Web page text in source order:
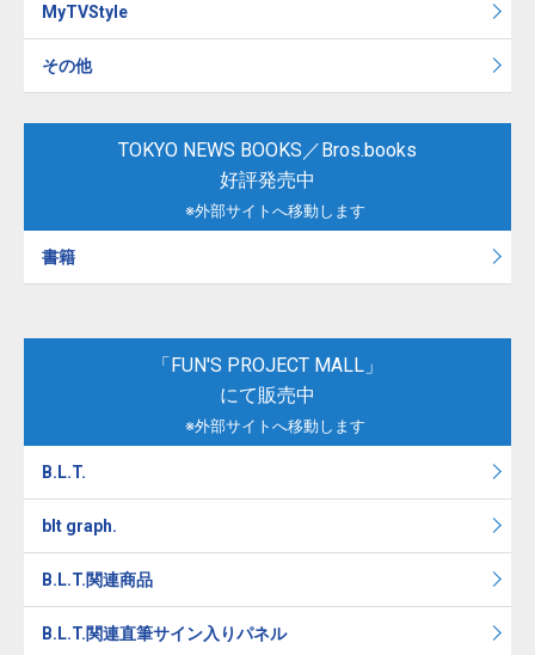
MyTVStyle
その他
TOKYO NEWS BOOKS／Bros.books
好評発売中
※外部サイトへ移動します
書籍
「FUN'S PROJECT MALL」
にて販売中
※外部サイトへ移動します
B.L.T.
blt graph.
B.L.T.関連商品
B.L.T.関連直筆サイン入りパネル